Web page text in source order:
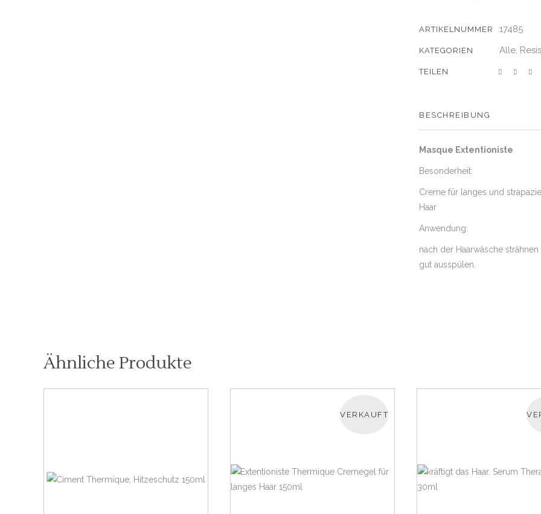
ARTIKELNUMMER 17485
KATEGORIEN Alle
BESCHREIBUNG
Masque Extentioniste
Besonderheit:
Creme für langes und
Haar
Anwendung:
nach der Haarwäsche
gut ausspülen.
Ähnliche Produkte
VERKAUFT
WEITERLESEN WEITERLESEN